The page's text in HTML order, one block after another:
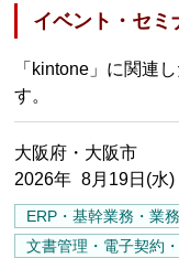
イベント・セミ
「kintone」に関連
す。
大阪府・大阪市
2026年 8月19日(
ERP・基幹業務・業
文書管理・電子契約